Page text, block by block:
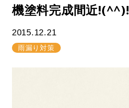
機塗料完成間近!(^^)!
2015.12.21
雨漏り対策